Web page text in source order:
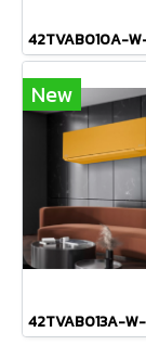
New